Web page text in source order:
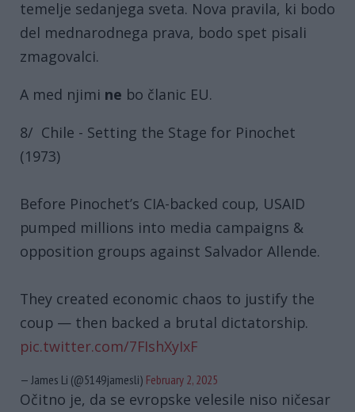
temelje sedanjega sveta. Nova pravila, ki bodo
del mednarodnega prava, bodo spet pisali
zmagovalci.
A med njimi ne bo članic EU.
8/ Chile - Setting the Stage for Pinochet
(1973)
Before Pinochet’s CIA-backed coup, USAID
pumped millions into media campaigns &
opposition groups against Salvador Allende.
They created economic chaos to justify the
coup — then backed a brutal dictatorship.
pic.twitter.com/7FIshXyIxF
— James Li (@5149jamesli) February 2, 2025
Očitno je, da se evropske velesile niso ničesar